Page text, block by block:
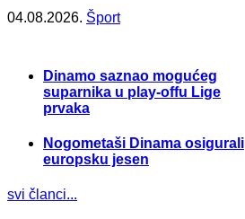
04.08.2026. Šport
Dinamo saznao mogućeg
suparnika u play-offu Lige
prvaka
Nogometaši Dinama osigurali
europsku jesen
svi članci...